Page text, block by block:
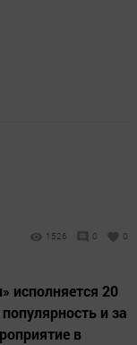
1526 0 0
исполняется 20
и за
в